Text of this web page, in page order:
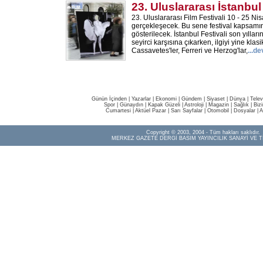
23. Uluslararası
23. Uluslararası Film Festivali 10 - 25
gerçekleşecek. Bu sene festival
gösterilecek. İstanbul Festivali son
seyirci karşısına çıkarken, ilgiyi yine
Cassavetes'ler, Ferreri ve Herzog'lar,
Günün İçinden Yazarlar Ekonomi Gündem Siyaset Dünya |
Spor
Günaydın Kapak Güzeli Astroloji Magazin Sağlık
Cumartesi| Aktüel Pazar| Sarı Sayfalar| Otomobil Dosyalar|
Copyright © 2003, 2004 - Tüm hakları saklıdır.
MERKEZ GAZETE DERGİ BASIM YAYINCILIK SANAYİ VE